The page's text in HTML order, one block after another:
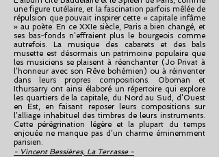
une figure tutélaire, et la fascination parfois mêlée de
répulsion que pouvait inspirer cette « capitale infâme
» au poète. En ce XXIe siècle, Paris a bien changé, et
ses bas-fonds n’effraient plus le bourgeois comme
autrefois. La musique des cabarets et des bals
musette est désormais un patrimoine populaire que
les musiciens se plaisent à réenchanter (Jo Privat à
l’honneur avec son Rêve bohémien) ou à réinventer
dans leurs propres compositions. Oboman et
Ithursarry ont ainsi élaboré un répertoire qui explore
les quartiers de la capitale, du Nord au Sud, d’Ouest
en Est, en faisant reposer leurs compositions sur
l’alliage inhabituel des timbres de leurs instruments.
Cette pérégrination légère et la plupart du temps
enjouée ne manque pas d’un charme éminemment
parisien.
- Vincent Bessières, La Terrasse -